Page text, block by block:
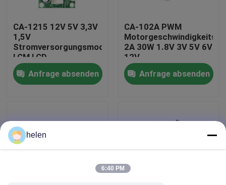
Kontaktieren Sie uns
Neuigkeiten
Blog
CA-1215 12V 5V 3,3V
1,5V
Stromversorgungsmodul
LCM LCD
Anfrage absenden
CA-102A PWM
2A 30W 1.8V 3V 5V 6V
12V
Anfrage absenden
helen
6:40 PM